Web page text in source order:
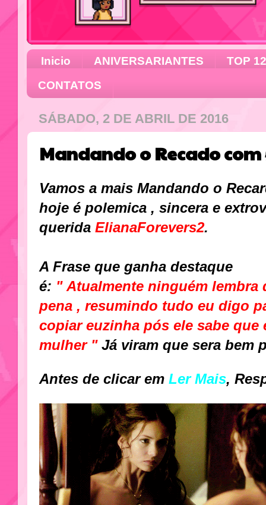
Inicio ANIVERSARIANTES
TOP 12
CONTATOS
SÁBADO, 2 DE ABRIL DE 2016
Mandando o Recado
Vamos a mais Mandando o
hoje é polemica , sincera e
querida ElianaForevers2.
A Frase que ganha destaque
é: " Atualmente ninguém lembra
pena , resumindo tudo eu digo
copiar euzinha pós ele sabe que
mulher " Já viram que sera bem
Antes de clicar em Ler Mais,